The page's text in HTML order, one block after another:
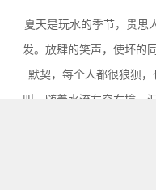
夏天是玩水的季节，贵思
发。放肆的笑声，使坏的
默契，每个人都很狼狈
叫，随着水流左突右撞，